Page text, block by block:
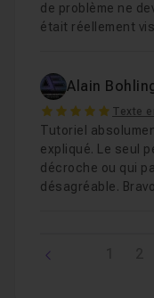
de problème ne
était réellement
Alain
5 Texte
Tutoriel
expliqué. Le seul
décroche ou qui
désagréable.